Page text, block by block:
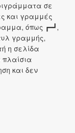
σε
και γραμμές
όπως ┏━┛,
γραμμής,
η σελίδα
πλαίσια
και δεν